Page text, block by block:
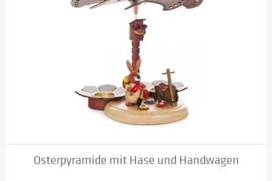
Osterpyramide mit Hase und Handwagen